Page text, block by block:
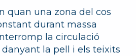
quan una zona del cos
durant massa
la circulació
la pell i els teixits